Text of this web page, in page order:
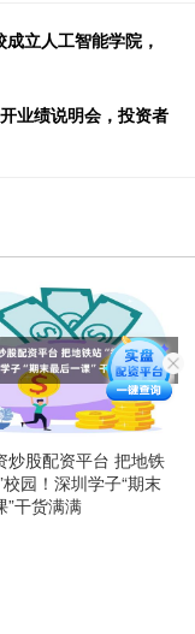
立人工智能学院，
业绩说明会，投资者
炒股配资平台 把地铁
校园！深圳学子“期末
”干货满满